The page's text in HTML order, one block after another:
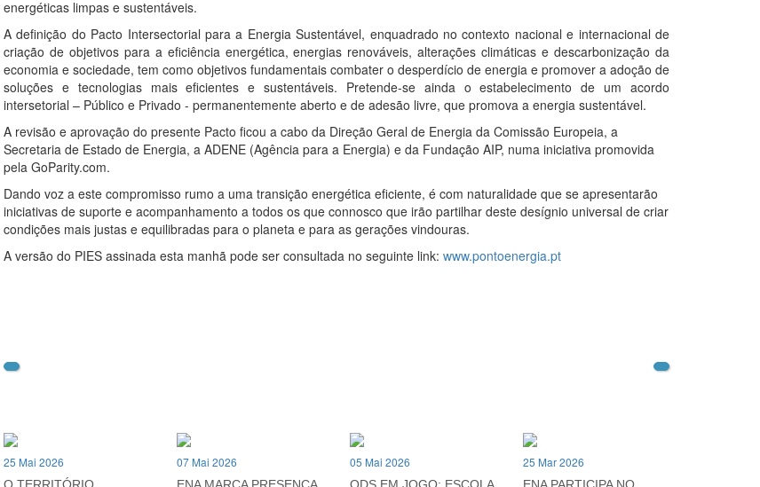
energéticas limpas e sustentáveis.
A definição do Pacto Intersectorial para a Energia Sustentável, enquadrado no contexto nacional e internacional de
criação de objetivos para a eficiência energética, energias renováveis, alterações climáticas e descarbonização da
economia e sociedade, tem como objetivos fundamentais combater o desperdício de energia e promover a adoção de
soluções e tecnologias mais eficientes e sustentáveis. Pretende-se ainda o estabelecimento de um acordo
intersetorial – Público e Privado - permanentemente aberto e de adesão livre, que promova a energia sustentável.
A revisão e aprovação do presente Pacto ficou a cabo da Direção Geral de Energia da Comissão Europeia, a
Secretaria de Estado de Energia, a ADENE (Agência para a Energia) e da Fundação AIP, numa iniciativa promovida
pela GoParity.com.
Dando voz a este compromisso rumo a uma transição energética eficiente, é com naturalidade que se apresentarão
iniciativas de suporte e acompanhamento a todos os que connosco que irão partilhar deste desígnio universal de criar
condições mais justas e equilibradas para o planeta e para as gerações vindouras.
A versão do PIES assinada esta manhã pode ser consultada no seguinte link: www.pontoenergia.pt
25 Mai 2026 07 Mai 2026 05 Mai 2026 25 Mar 2026